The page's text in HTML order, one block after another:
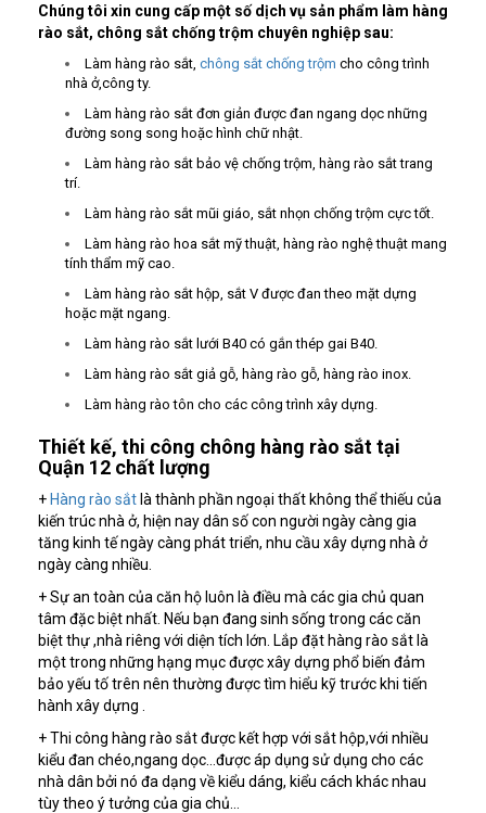
Chúng tôi xin cung cấp một số dịch vụ sản phẩm làm hàng
rào sắt, chông sắt chống trộm chuyên nghiệp sau:
Làm hàng rào sắt, chông sắt chống trộm cho công trình
nhà ở,công ty.
Làm hàng rào sắt đơn giản được đan ngang dọc những
đường song song hoặc hình chữ nhật.
Làm hàng rào sắt bảo vệ chống trộm, hàng rào sắt trang
trí.
Làm hàng rào sắt mũi giáo, sắt nhọn chống trộm cực tốt.
Làm hàng rào hoa sắt mỹ thuật, hàng rào nghệ thuật mang
tính thẩm mỹ cao.
Làm hàng rào sắt hộp, sắt V được đan theo mặt dựng
hoặc mặt ngang.
Làm hàng rào sắt lưới B40 có gắn thép gai B40.
Làm hàng rào sắt giả gỗ, hàng rào gỗ, hàng rào inox.
Làm hàng rào tôn cho các công trình xây dựng.
Thiết kế, thi công chông hàng rào sắt tại
Quận 12 chất lượng
+ Hàng rào sắt là thành phần ngoại thất không thể thiếu của
kiến trúc nhà ở, hiện nay dân số con người ngày càng gia
tăng kinh tế ngày càng phát triển, nhu cầu xây dựng nhà ở
ngày càng nhiều.
+ Sự an toàn của căn hộ luôn là điều mà các gia chủ quan
tâm đặc biệt nhất. Nếu bạn đang sinh sống trong các căn
biệt thự ,nhà riêng với diện tích lớn. Lắp đặt hàng rào sắt là
một trong những hạng mục được xây dựng phổ biến đảm
bảo yếu tố trên nên thường được tìm hiểu kỹ trước khi tiến
hành xây dựng .
+ Thi công hàng rào sắt được kết hợp với sắt hộp,với nhiều
kiểu đan chéo,ngang dọc…được áp dụng sử dụng cho các
nhà dân bởi nó đa dạng về kiểu dáng, kiểu cách khác nhau
tùy theo ý tưởng của gia chủ…